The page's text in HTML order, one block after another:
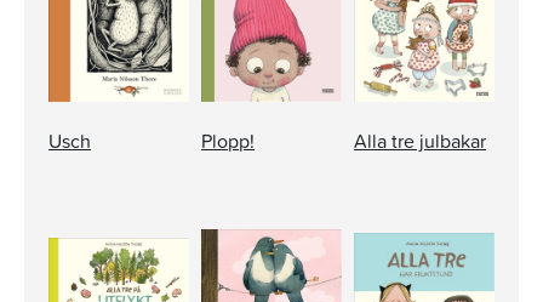
Usch Plopp! Alla tre julbakar